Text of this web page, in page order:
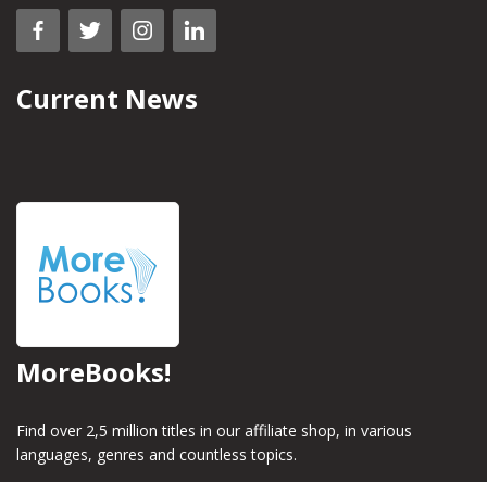
Current News
MoreBooks!
Find over 2,5 million titles in our affiliate shop, in various
languages, genres and countless topics.